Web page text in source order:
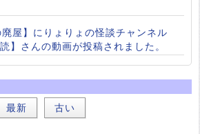
廃屋】にりょりょの怪談チャンネル
】さんの動画が投稿されました。
最新 古い